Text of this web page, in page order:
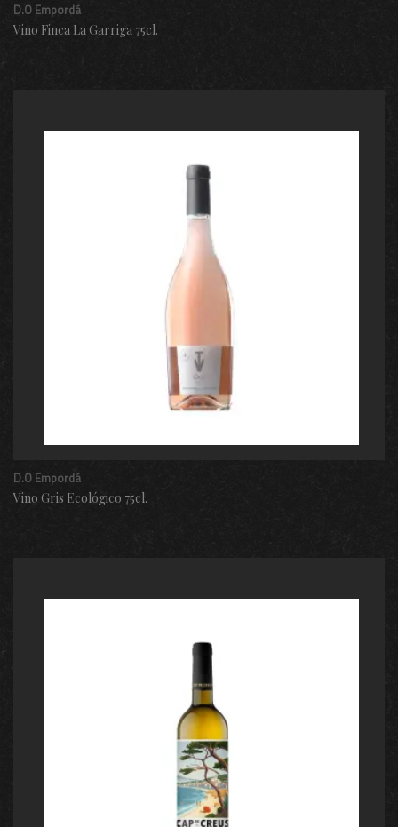
D.O Empordá
Vino Finca La Garriga 75cl.
D.O Empordá
Vino Gris Ecológico 75cl.